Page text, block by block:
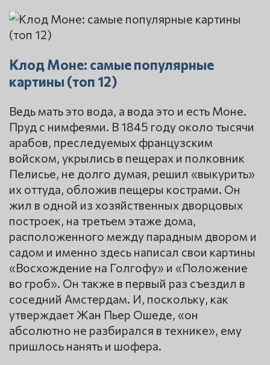
Клод Моне: самые популярные
картины (топ 12)
Ведь мать это вода, а вода это и есть Моне.
Пруд с нимфеями. В 1845 году около тысячи
арабов, преследуемых французским
войском, укрылись в пещерах и полковник
Пелисье, не долго думая, решил «выкурить»
их оттуда, обложив пещеры кострами. Он
жил в одной из хозяйственных дворцовых
построек, на третьем этаже дома,
расположенного между парадным двором и
садом и именно здесь написал свои картины
«Восхождение на Голгофу» и «Положение
во гроб». Он также в первый раз съездил в
соседний Амстердам. И, поскольку, как
утверждает Жан Пьер Ошеде, «он
абсолютно не разбирался в технике», ему
пришлось нанять и шофера.